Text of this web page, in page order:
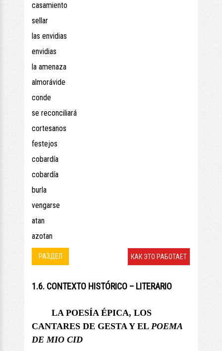
casamiento
sellar
las envidias
envidias
la amenaza
almorávide
conde
se reconciliará
cortesanos
festejos
cobardía
cobardía
burla
vengarse
atan
azotan
РАЗДЕЛ КАК ЭТО РАБОТАЕТ
1.6. CONTEXTO HISTÓRICO – LITERARIO
LA POESÍA ÉPICA, LOS
CANTARES DE GESTA YEL POEMA
DE MIO CID